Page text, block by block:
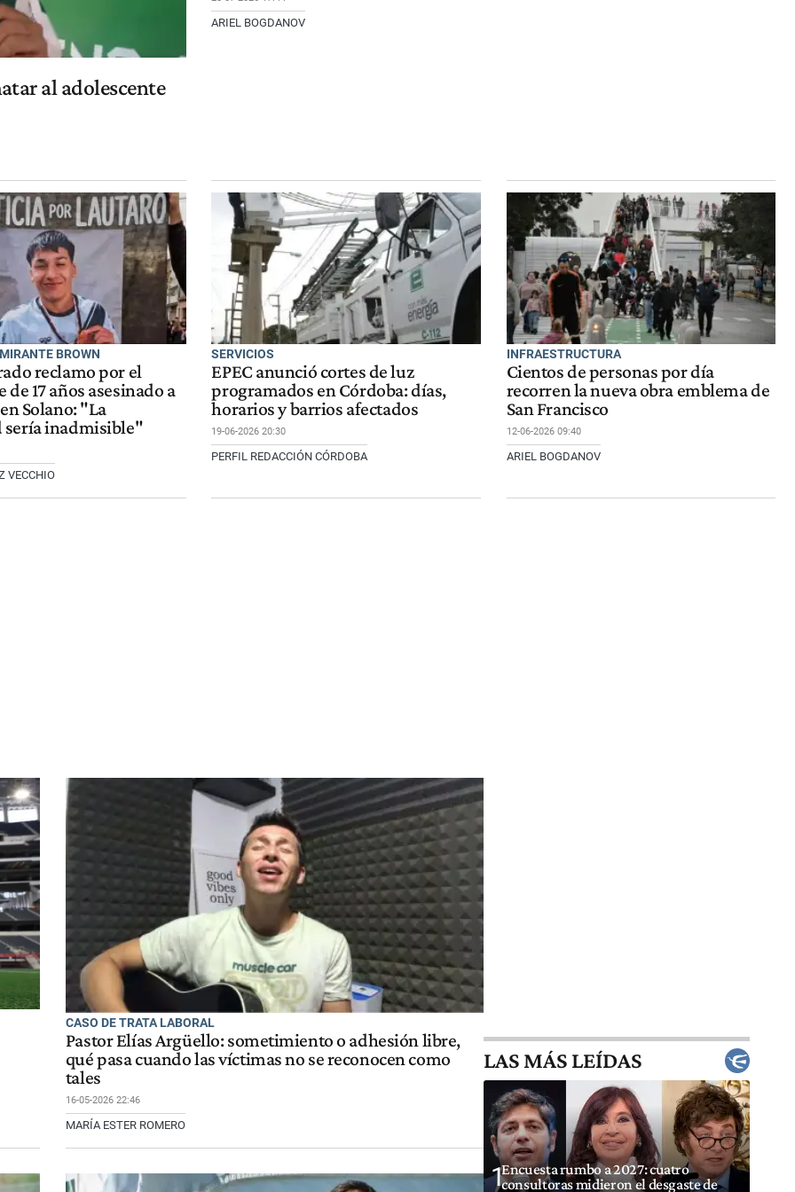
al adolescente
ARIEL BOGDANOV
BROWN
reclamo por el
de 17 años asesinado a
Solano: "La
inadmisible"
VECCHIO
SERVICIOS
EPEC anunció cortes de luz
programados en Córdoba: días,
horarios y barrios afectados
19-06-2026 20:30
PERFIL REDACCIÓN CÓRDOBA
INFRAESTRUCTURA
Cientos de personas por día
recorren la nueva obra emblema de
San Francisco
12-06-2026 09:40
ARIEL BOGDANOV
CASO DE TRATA LABORAL
Pastor Elías Argüello: sometimiento o adhesión libre,
qué pasa cuando las víctimas no se reconocen como
tales
16-05-2026 22:46
MARÍA ESTER ROMERO
LAS MÁS LEÍDAS
1Encuesta rumbo a 2027: cuatro
consultoras midieron el desgaste de